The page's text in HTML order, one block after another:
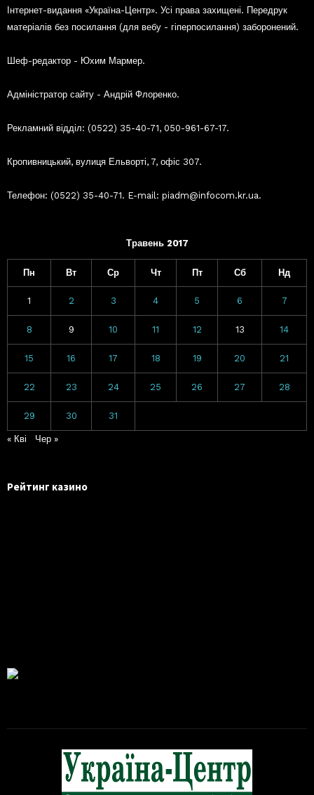
Інтернет-видання «Україна-Центр». Усі права захищені. Передрук
матеріалів без посилання (для вебу - гіперпосилання) заборонений.
Шеф-редактор - Юхим Мармер.
Адміністратор сайту - Андрій Флоренко.
Рекламний відділ: (0522) 35-40-71, 050-961-67-17.
Кропивницький, вулиця Ельворті, 7, офіс 307.
Телефон: (0522) 35-40-71. E-mail: piadm@infocom.kr.ua.
Травень 2017
Пн Вт Ср Чт Пт Сб Нд
1 2 3 4 5 6 7
8 9 10 11 12 13 14
15 16 17 18 19 20 21
22 23 24 25 26 27 28
29 30 31
« Кві Чер »
Рейтинг казино